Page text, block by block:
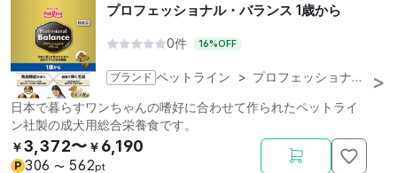
プロフェッショナル・バランス 1歳から
0件 16%OFF
ブランド ペットライン > プロフェッショナル・バランス
日本で暮らすワンちゃんの嗜好に合わせて作られたペットライ
ン社製の成犬用総合栄養食です。
￥3,372〜 ￥ 6,190
P 306 〜 562pt